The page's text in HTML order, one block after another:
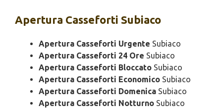
Apertura Casseforti Subiaco
Apertura Casseforti Urgente Subiaco
Apertura Casseforti 24 Ore Subiaco
Apertura Casseforti Bloccato Subiaco
Apertura Casseforti Economico Subiaco
Apertura Casseforti Domenica Subiaco
Apertura Casseforti Notturno Subiaco